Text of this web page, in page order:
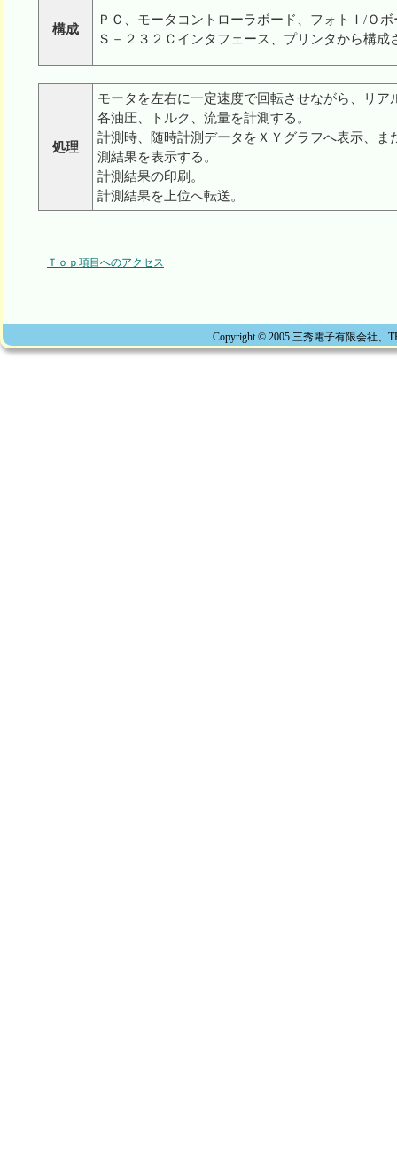
構成
ＰＣ、モータコントローラボード、フォトＩ/Ｏ
Ｓ－２３２Ｃインタフェース、プリンタから構成
処理
モータを左右に一定速度で回転させながら、リ
各油圧、トルク、流量を計測する。
計測時、随時計測データをＸＹグラフへ表示、
測結果を表示する。
計測結果の印刷。
計測結果を上位へ転送。
Ｔｏｐ項目へのアクセス
Copyright © 2005 三秀電子有限会社、